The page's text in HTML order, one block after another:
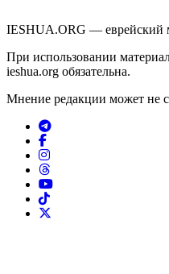
IESHUA.ORG — еврейский
При использовании
ieshua.org обязательна.
Мнение редакции может не